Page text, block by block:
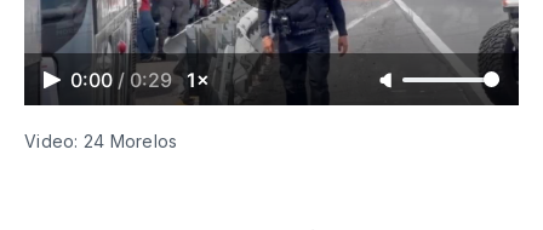
0:00 / 0:29 1×
Video: 24 Morelos